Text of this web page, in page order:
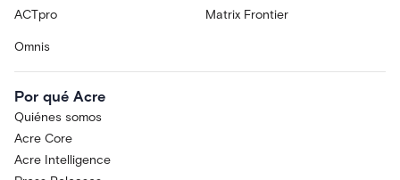
ACTpro Matrix Frontier
Omnis
Por qué Acre
Quiénes somos
Acre Core
Acre Intelligence